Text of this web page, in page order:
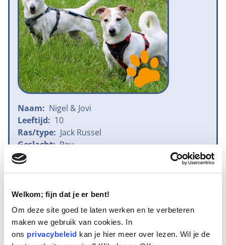
Welkom; fijn dat je er bent!
Om deze site goed te laten werken en te verbeteren
maken we gebruik van cookies. In
ons privacybeleid kan je hier meer over lezen. Wil je de
Naam: Nigel & Jovi
Leeftijd: 10
Ras/type: Jack Russel
Geslacht: Reu
Reden opvang:
Nigel en Jovi, zo heten deze beide Jack Russels. Stil
staan of zitten is niets voor dit olijke tweetal.
Nigel is de reu, hij is 10 jaar oud en mooi op gewicht en